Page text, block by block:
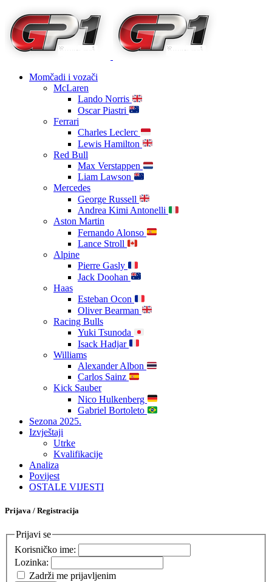
Momčadi i vozači
McLaren
Lando Norris
Oscar Piastri
Ferrari
Charles Leclerc
Lewis Hamilton
Red Bull
Max Verstappen
Liam Lawson
Mercedes
George Russell
Andrea Kimi Antonelli
Aston Martin
Fernando Alonso
Lance Stroll
Alpine
Pierre Gasly
Jack Doohan
Haas
Esteban Ocon
Oliver Bearman
Racing Bulls
Yuki Tsunoda
Isack Hadjar
Williams
Alexander Albon
Carlos Sainz
Kick Sauber
Nico Hulkenberg
Gabriel Bortoleto
Sezona 2025.
Izvještaji
Utrke
Kvalifikacije
Analiza
Povijest
OSTALE VIJESTI
Prijava / Registracija
Prijavi se
Korisničko ime:
Lozinka:
Zadrži me prijavljenim